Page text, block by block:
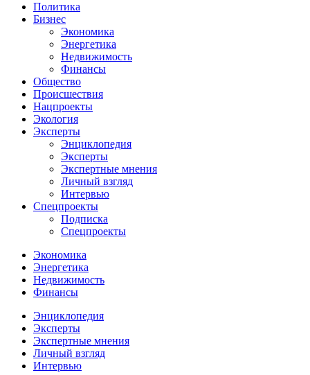
Политика
Бизнес
Экономика
Энергетика
Недвижимость
Финансы
Общество
Происшествия
Нацпроекты
Экология
Эксперты
Энциклопедия
Эксперты
Экспертные мнения
Личный взгляд
Интервью
Спецпроекты
Подписка
Спецпроекты
Экономика
Энергетика
Недвижимость
Финансы
Энциклопедия
Эксперты
Экспертные мнения
Личный взгляд
Интервью